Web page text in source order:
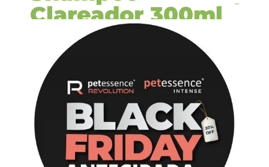
Clareador 300ml